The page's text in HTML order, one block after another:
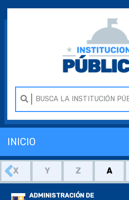
INICIO
X Y Z A
ADMINISTRACIÓN DE